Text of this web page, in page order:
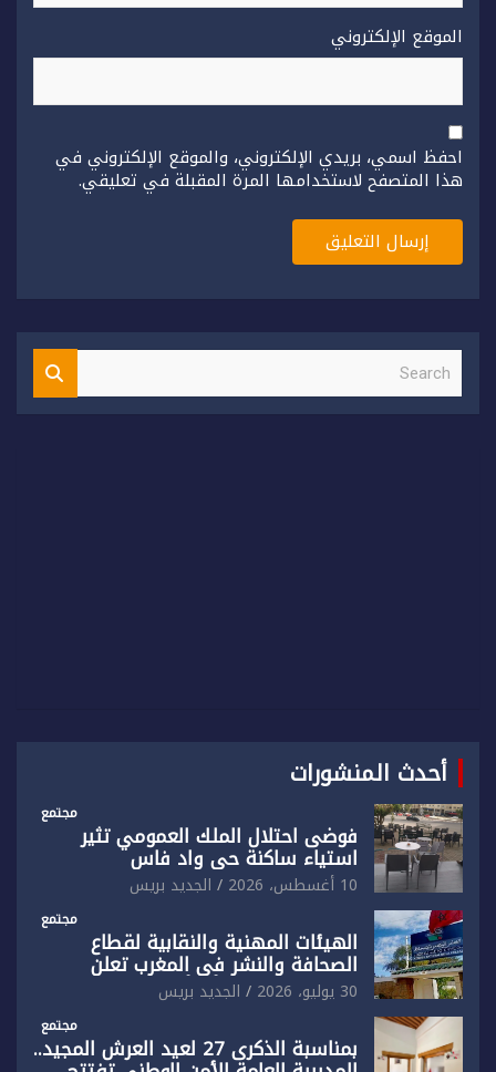
الموقع الإلكتروني
احفظ اسمي، بريدي الإلكتروني، والموقع الإلكتروني في
هذا المتصفح لاستخدامها المرة المقبلة في تعليقي.
S
a
أحدث المنشورات
مجتمع
فوضى احتلال الملك العمومي تثير
استياء ساكنة حي واد فاس
10 أغسطس، 2026 الجديد بريس
مجتمع
الهيئات المهنية والنقابية لقطاع
الصحافة والنشر في المغرب تعلن
رفضها القاطع لـ”أي أجندة انتخابية
مُعدة على مقاس سياسي ومصلحي
ضيق”
30 يوليو، 2026 الجديد بريس
مجتمع
بمناسبة الذكرى 27 لعيد العرش المجيد..